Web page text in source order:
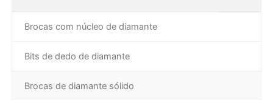
Brocas com núcleo de diamante
Bits de dedo de diamante
Brocas de diamante sólido